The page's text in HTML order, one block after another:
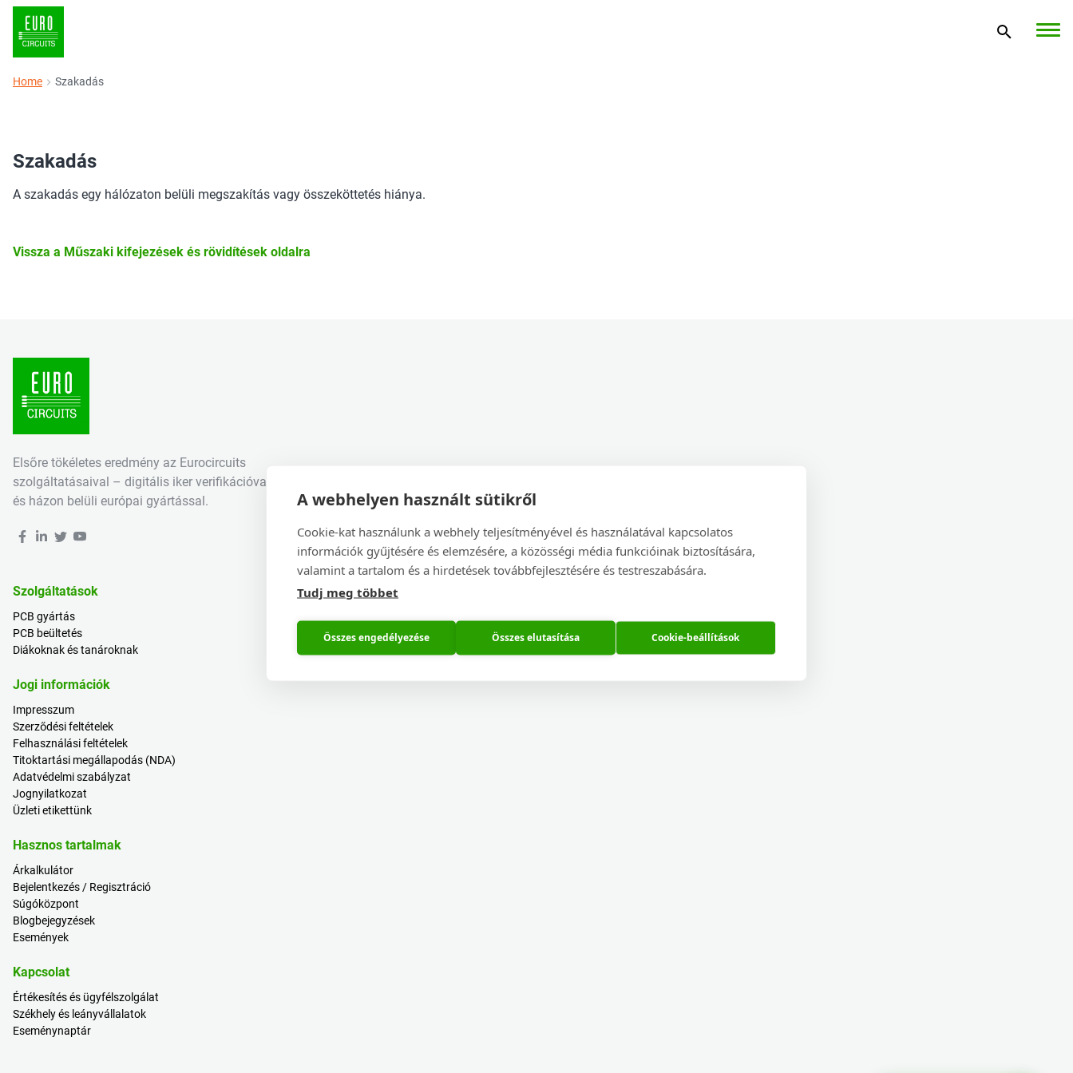
Home Szakadás
Szakadás
A szakadás egy hálózaton belüli megszakítás vagy összeköttetés hiánya.
Vissza a Műszaki kifejezések és rövidítések oldalra
Elsőre tökéletes eredmény az Eurocircuits
szolgáltatásaival – digitális iker verifikációval
és házon belüli európai gyártással.
Szolgáltatások
PCB gyártás
PCB beültetés
Diákoknak és tanároknak
Jogi információk
Impresszum
Szerződési feltételek
Felhasználási feltételek
Titoktartási megállapodás (NDA)
Adatvédelmi szabályzat
Jognyilatkozat
Üzleti etikettünk
Hasznos tartalmak
Árkalkulátor
Bejelentkezés / Regisztráció
Súgóközpont
Blogbejegyzések
Események
Kapcsolat
Értékesítés és ügyfélszolgálat
Székhely és leányvállalatok
Eseménynaptár
A webhelyen használt sütikről
Cookie-kat használunk a webhely teljesítményével és használatával kapcsolatos
információk gyűjtésére és elemzésére, a közösségi média funkcióinak biztosítására,
valamint a tartalom és a hirdetések továbbfejlesztésére és testreszabására.
Tudj meg többet
Összes engedélyezése Összes elutasítása Cookie-beállítások